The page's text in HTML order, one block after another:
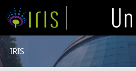
IRIS